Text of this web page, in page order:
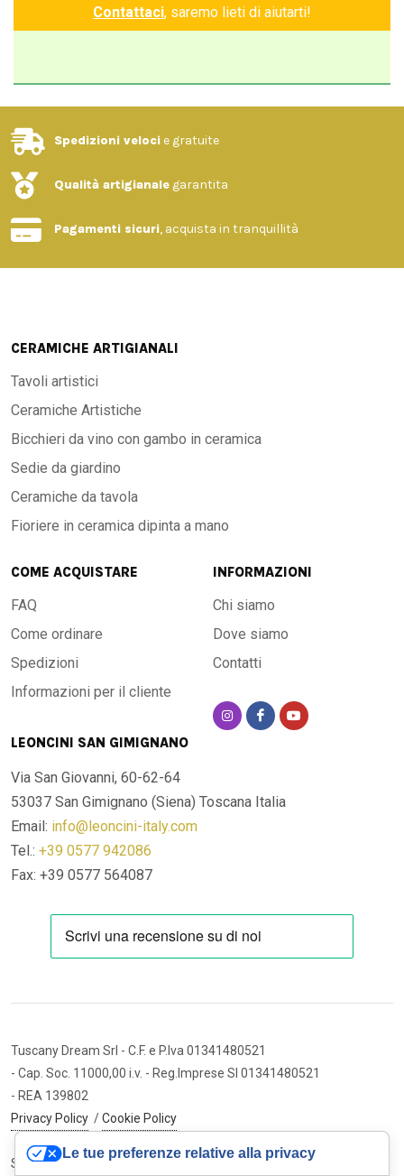
Contattaci, saremo lieti di aiutarti!
Spedizioni veloci e gratuite
Qualità artigianale garantita
Pagamenti sicuri, acquista in tranquillità
CERAMICHE ARTIGIANALI
Tavoli artistici
Ceramiche Artistiche
Bicchieri da vino con gambo in ceramica
Sedie da giardino
Ceramiche da tavola
Fioriere in ceramica dipinta a mano
COME ACQUISTARE
FAQ
Come ordinare
Spedizioni
Informazioni per il cliente
INFORMAZIONI
Chi siamo
Dove siamo
Contatti
LEONCINI SAN GIMIGNANO
Via San Giovanni, 60-62-64
53037 San Gimignano (Siena) Toscana Italia
Email: info@leoncini-italy.com
Tel.: +39 0577 942086
Fax: +39 0577 564087
Tuscany Dream Srl - C.F. e P.Iva 01341480521
- Cap. Soc. 11000,00 i.v. - Reg.Imprese SI 01341480521
- REA 139802
Privacy Policy /Cookie Policy
Sito internet ed e-commerce
Le tue preferenze relative alla privacy